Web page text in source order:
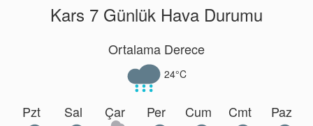
Kars 7 Günlük Hava Durumu
Ortalama Derece
24°C
Pzt Sal Çar Per Cum Cmt Paz